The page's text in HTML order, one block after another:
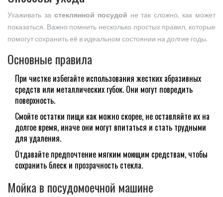
Ухаживать за стеклянной посудой не так сложно, как может
показаться. Важно помнить несколько простых правил, которые
помогут сохранить её в идеальном состоянии на долгие годы.
Основные правила
При чистке избегайте использования жестких абразивных
средств или металлических губок. Они могут повредить
поверхность.
Смойте остатки пищи как можно скорее, не оставляйте их на
долгое время, иначе они могут впитаться и стать трудными
для удаления.
Отдавайте предпочтение мягким моющим средствам, чтобы
сохранить блеск и прозрачность стекла.
Мойка в посудомоечной машине